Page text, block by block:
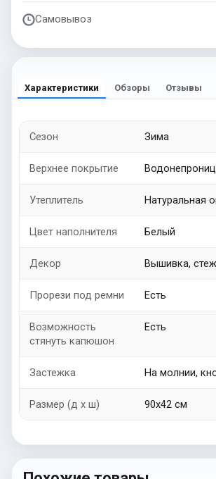
Самовывоз
Характеристики Обзоры Отзывы
Сезон Зима
Верхнее покрытие
Утеплитель Натуральная
Цвет наполнителя Белый
Декор Вышивка,
Прорези под ремни Есть
Возможность
стянуть капюшон
Есть
Застежка На молнии,
Размер (д х ш) 90х42 см